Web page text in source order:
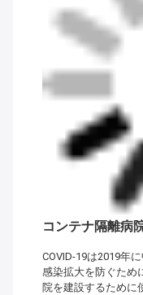
コンテナ隔離病
COVID-19は2019年
感染拡大を防ぐため
院を建設するために